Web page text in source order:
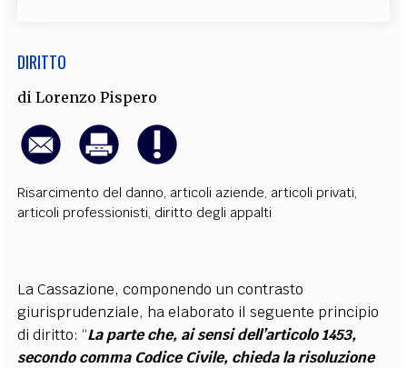
DIRITTO
diLorenzo Pispero
Risarcimento del danno, articoli aziende, articoli privati,
articoli professionisti, diritto degli appalti
La Cassazione, componendo un contrasto
giurisprudenziale, ha elaborato il seguente principio
di diritto: “La parte che, ai sensi dell’articolo 1453,
secondo comma Codice Civile, chieda la risoluzione